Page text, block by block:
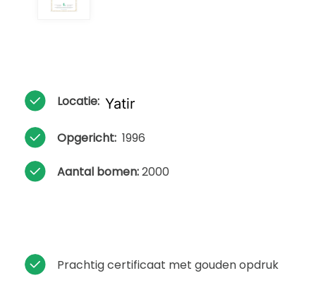
Locatie: Yatir
Opgericht: 1996
Aantal bomen:2000
Prachtig certificaat met gouden opdruk